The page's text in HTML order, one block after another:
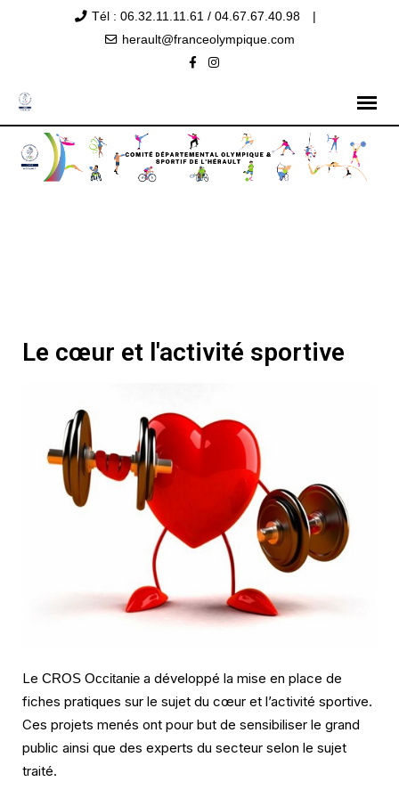
Tél : 06.32.11.11.61 / 04.67.67.40.98
herault@franceolympique.com
Le cœur et l'activité sportive
Le CROS Occitanie a développé la mise en place de
fiches pratiques sur le sujet du cœur et l’activité sportive.
Ces projets menés ont pour but de sensibiliser le grand
public ainsi que des experts du secteur selon le sujet
traité.